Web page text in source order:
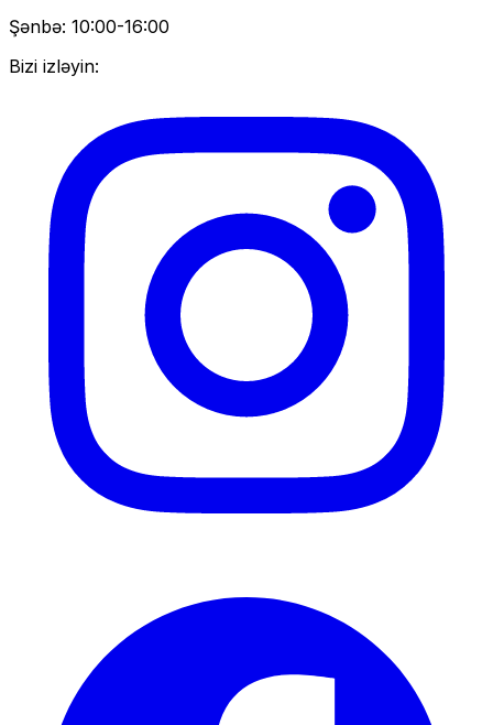
Şənbə: 10:00-16:00
Bizi izləyin: